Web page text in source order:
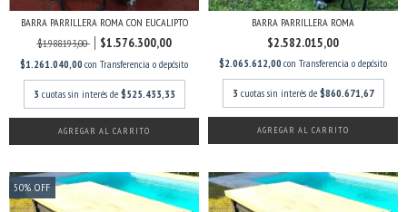
BARRA PARRILLERA ROMA CON EUCALIPTO
$1.988.193,00
$1.576.300,00
$1.261.040,00con Transferencia o depósito
3 cuotas sin interés de $525.433,33
BARRA PARRILLERA ROMA
$2.582.015,00
$2.065.612,00con Transferencia o depósito
3 cuotas sin interés de $860.671,67
AGREGAR AL CARRITO
50% OFF